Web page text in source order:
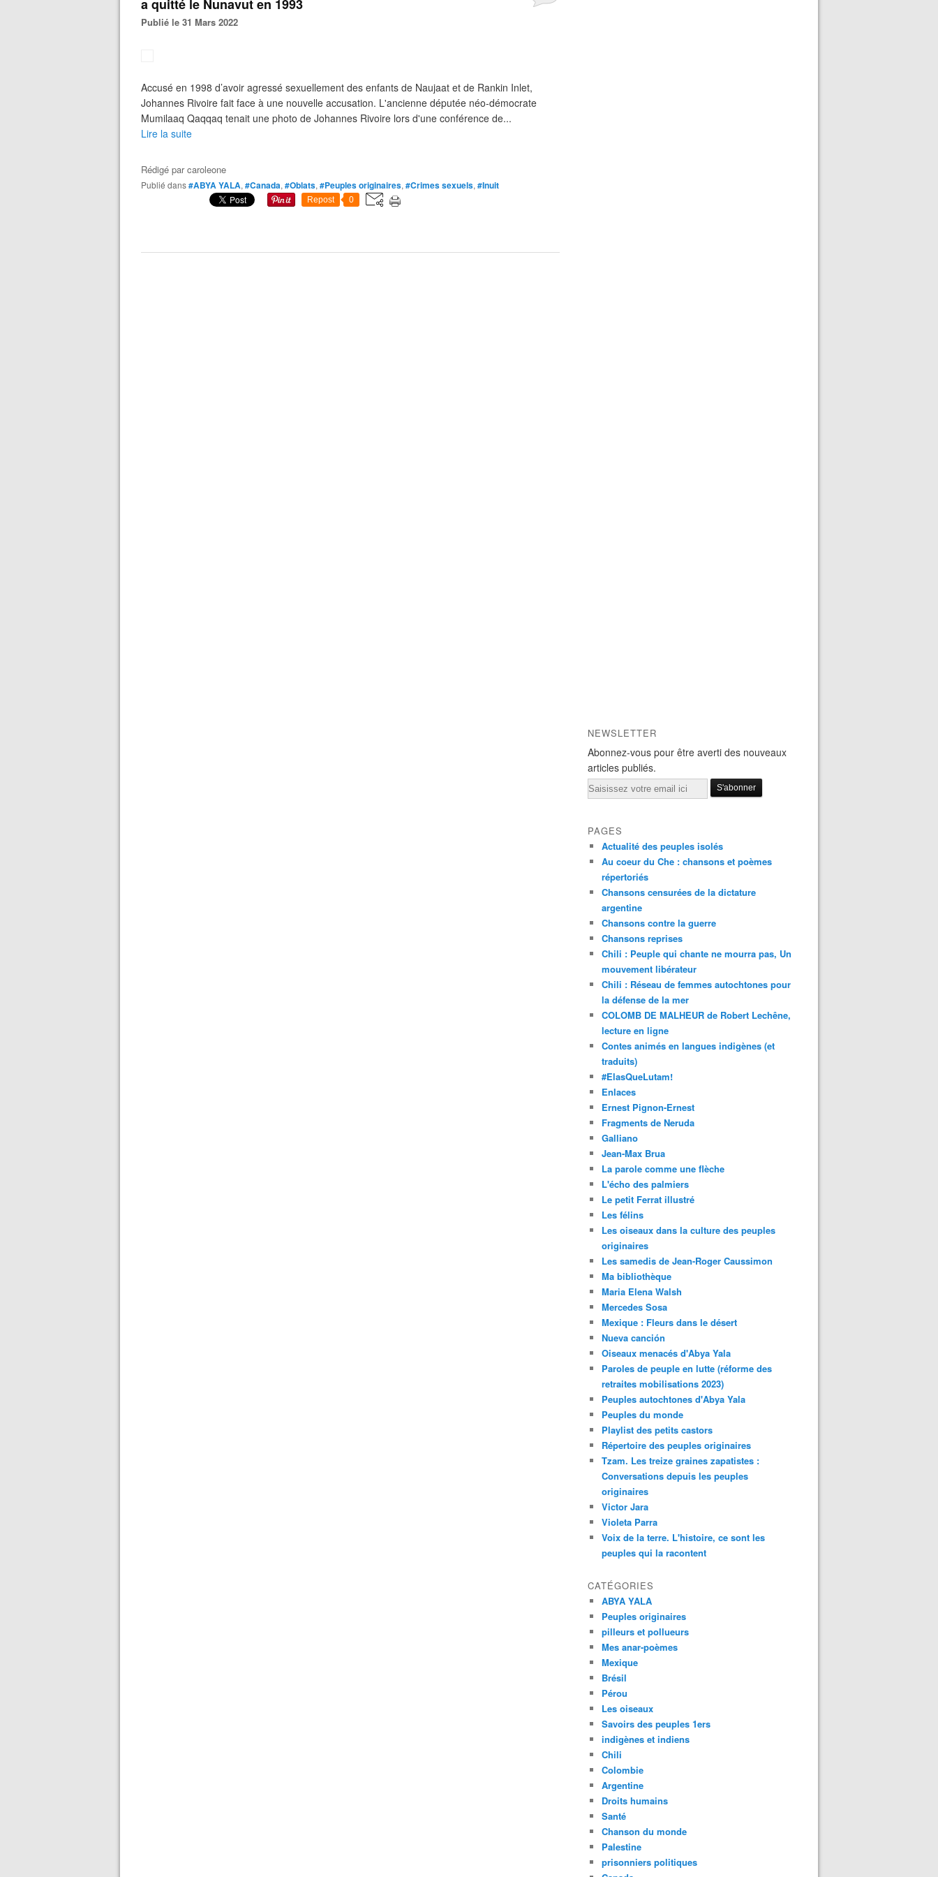
a quitté le Nunavut en 1993
Publié le 31 Mars 2022
Accusé en 1998 d’avoir agressé sexuellement des enfants de Naujaat et de Rankin Inlet,
Johannes Rivoire fait face à une nouvelle accusation. L'ancienne députée néo-démocrate
Mumilaaq Qaqqaq tenait une photo de Johannes Rivoire lors d'une conférence de...
Lire la suite
Rédigé parcaroleone
Publié dans#ABYA YALA, #Canada, #Oblats, #Peuples originaires, #Crimes sexuels, #Inuit
Repost 0
NEWSLETTER
Abonnez-vous pour être averti des nouveaux
articles publiés.
Email
PAGES
Actualité des peuples isolés
Au coeur du Che : chansons et poèmes
répertoriés
Chansons censurées de la dictature
argentine
Chansons contre la guerre
Chansons reprises
Chili : Peuple qui chante ne mourra pas, Un
mouvement libérateur
Chili : Réseau de femmes autochtones pour
la défense de la mer
COLOMB DE MALHEUR de Robert Lechêne,
lecture en ligne
Contes animés en langues indigènes (et
traduits)
#ElasQueLutam!
Enlaces
Ernest Pignon-Ernest
Fragments de Neruda
Galliano
Jean-Max Brua
La parole comme une flèche
L'écho des palmiers
Le petit Ferrat illustré
Les félins
Les oiseaux dans la culture des peuples
originaires
Les samedis de Jean-Roger Caussimon
Ma bibliothèque
Maria Elena Walsh
Mercedes Sosa
Mexique : Fleurs dans le désert
Nueva canción
Oiseaux menacés d'Abya Yala
Paroles de peuple en lutte (réforme des
retraites mobilisations 2023)
Peuples autochtones d'Abya Yala
Peuples du monde
Playlist des petits castors
Répertoire des peuples originaires
Tzam. Les treize graines zapatistes :
Conversations depuis les peuples
originaires
Victor Jara
Violeta Parra
Voix de la terre. L'histoire, ce sont les
peuples qui la racontent
CATÉGORIES
ABYA YALA
Peuples originaires
pilleurs et pollueurs
Mes anar-poèmes
Mexique
Brésil
Pérou
Les oiseaux
Savoirs des peuples 1ers
indigènes et indiens
Chili
Colombie
Argentine
Droits humains
Santé
Chanson du monde
Palestine
prisonniers politiques